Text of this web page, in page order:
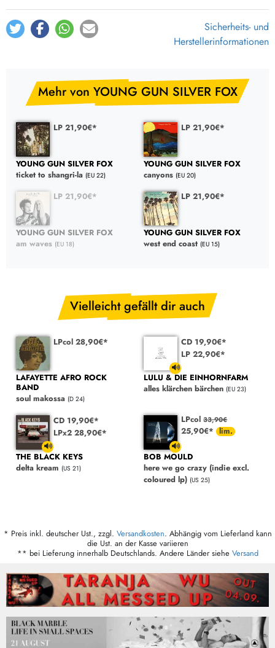
Sicherheits- und
Herstellerinformationen
Mehr von YOUNG GUN SILVER FOX
LP 21,90€*
YOUNG GUN SILVER FOX
ticket to shangri-la (EU 22)
LP 21,90€*
YOUNG GUN SILVER FOX
canyons (EU 20)
LP 21,90€*
YOUNG GUN SILVER FOX
am waves (EU 18)
LP 21,90€*
YOUNG GUN SILVER FOX
west end coast (EU 15)
Vielleicht gefällt dir auch
LPcol 28,90€*
LAFAYETTE AFRO ROCK
BAND
soul makossa (D 24)
CD 19,90€*
LP 22,90€*
LULU & DIE EINHORNFARM
alles klärchen bärchen (EU 23)
CD 19,90€*
LPx2 28,90€*
THE BLACK KEYS
delta kream (US 21)
LPcol33,90€
25,90€*
BOB MOULD
here we go crazy (indie excl.
coloured lp) (US 25)
* Preis inkl. deutscher Ust., zzgl. Versandkosten. Abhängig vom Lieferland kann
die Ust. an der Kasse variieren
** bei Lieferung innerhalb Deutschlands. Andere Länder siehe Versand